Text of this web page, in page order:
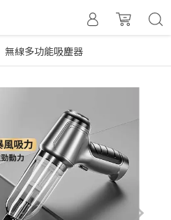
無線多功能吸塵器